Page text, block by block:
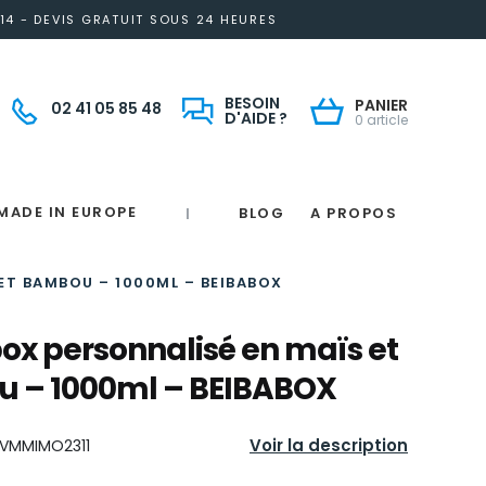
- DEVIS GRATUIT SOUS 24 HEURES
02 41 05 85 48 BESOIN
D'AIDE ?
PANIER
0 article
IN EUROPE | BLOG A PROPOS
BAMBOU – 1000ML – BEIBABOX
personnalisé en maïs et
1000ml – BEIBABOX
VMMIMO2311 Voir la description